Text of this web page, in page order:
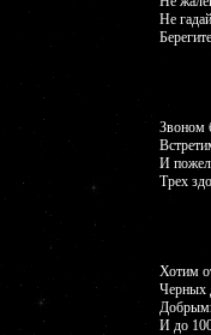
Не
Звоном
И
Трех
Хотим
Черных
И до